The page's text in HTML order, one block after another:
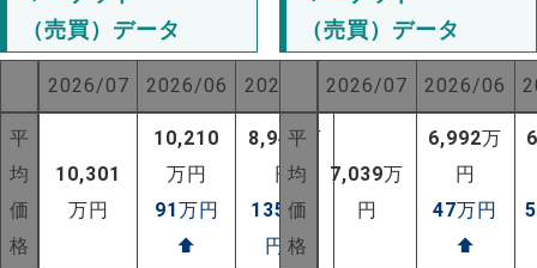
（売買）データ
2026/07 2026/06 2025/07
平
均
価
格
10,301
万円
10,210
万円
91万円
⬆
8,944万
円
1357万
円 ⬆
（売買）データ
2026/07 2026/06
平
均
価
格
7,039万
円
6,992万
円
47万円
⬆